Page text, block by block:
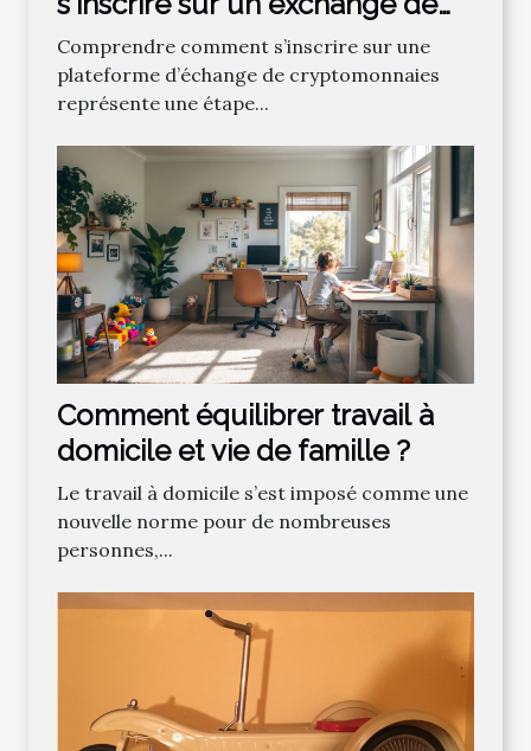
cryptos
Comprendre comment s’inscrire sur une
plateforme d’échange de cryptomonnaies
représente une étape...
Comment équilibrer travail à
domicile et vie de famille ?
Le travail à domicile s’est imposé comme une
nouvelle norme pour de nombreuses
personnes,...